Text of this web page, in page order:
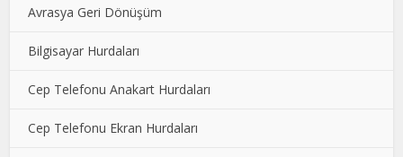
Avrasya Geri Dönüşüm
Bilgisayar Hurdaları
Cep Telefonu Anakart Hurdaları
Cep Telefonu Ekran Hurdaları